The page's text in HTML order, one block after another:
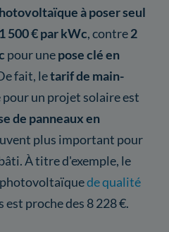
à poser seul
500 € par kWc, contre2
pour unepose clé en
fait, letarif de main-
pour un projet solaire est
de panneaux en
plus important pour
À titre d'exemple, le
de qualité
proche des 8 228 €.